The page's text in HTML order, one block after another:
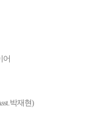
어
박재현)